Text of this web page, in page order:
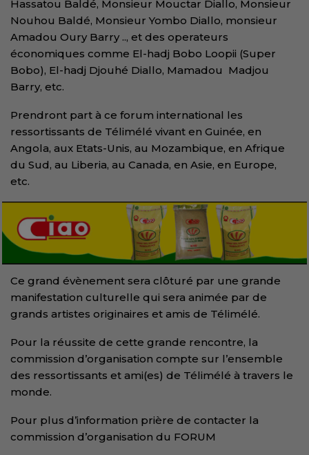
Hassatou Baldé, Monsieur Mouctar Diallo, Monsieur
Nouhou Baldé, Monsieur Yombo Diallo, monsieur
Amadou Oury Barry .., et des operateurs
économiques comme El-hadj Bobo Loopii (Super
Bobo), El-hadj Djouhé Diallo, Mamadou Madjou
Barry, etc.
Prendront part à ce forum international les
ressortissants de Télimélé vivant en Guinée, en
Angola, aux Etats-Unis, au Mozambique, en Afrique
du Sud, au Liberia, au Canada, en Asie, en Europe,
etc.
Ce grand évènement sera clôturé par une grande
manifestation culturelle qui sera animée par de
grands artistes originaires et amis de Télimélé.
Pour la réussite de cette grande rencontre, la
commission d’organisation compte sur l’ensemble
des ressortissants et ami(es) de Télimélé à travers le
monde.
Pour plus d’information prière de contacter la
commission d’organisation du FORUM